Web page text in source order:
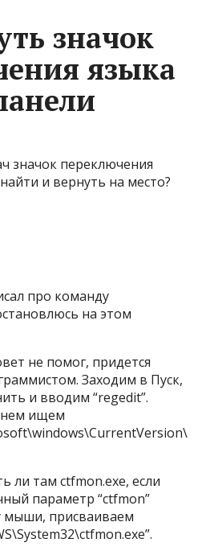
значок
языка
значок переключения
и вернуть на место?
про команду
на этом
не помог, придется
Заходим в Пуск,
и вводим “regedit”.
нем ищем
ли там ctfmon.exe, если
параметр “ctfmon”
мыши, присваиваем